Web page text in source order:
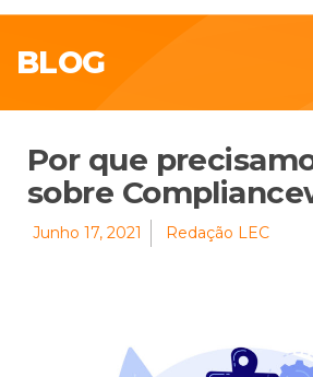
BLOG
Por que
sobre
Junho 17, 2021 Redação LEC